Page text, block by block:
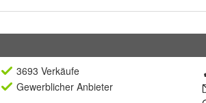
3693 Verkäufe
Gewerblicher Anbieter